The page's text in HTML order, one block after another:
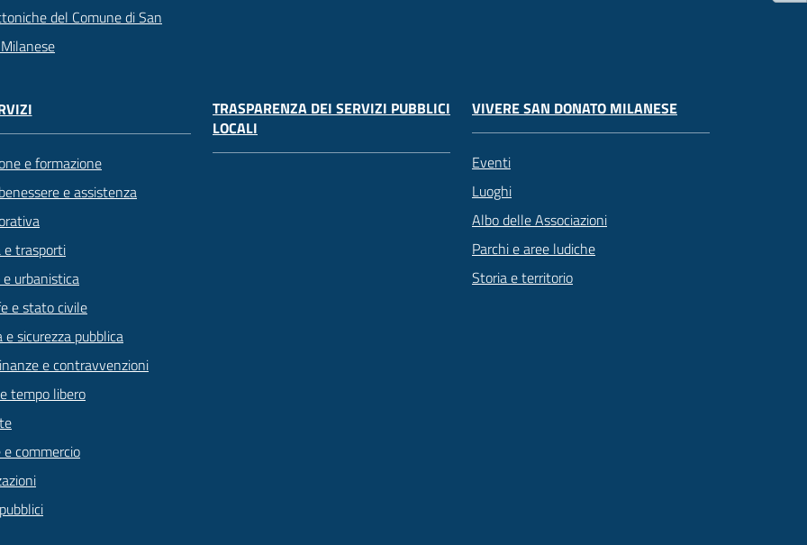
del Comune di San
e formazione
e assistenza
e trasporti
urbanistica
e stato civile
e sicurezza pubblica
e contravvenzioni
tempo libero
e commercio
TRASPARENZA DEI SERVIZI PUBBLICI
LOCALI
VIVERE SAN DONATO MILANESE
Eventi
Luoghi
Albo delle Associazioni
Parchi e aree ludiche
Storia e territorio